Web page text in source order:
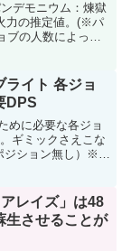
デモニウム：煉獄
力の推定値。(※パ
ブの人数によって
ライト 各ジョ
DPS
めに必要な各ジョ
ギミックさえこな
ション無し）※ボ
レイズ」は48
生させることが